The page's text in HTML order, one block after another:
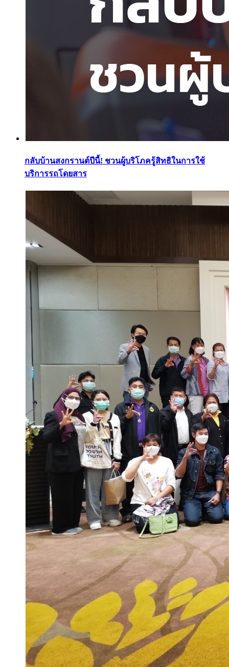
กลับบ้านสงกรานต์ปีนี้! ชวนผู้บริโภครู้สิทธิในการใช้
บริการรถโดยสาร